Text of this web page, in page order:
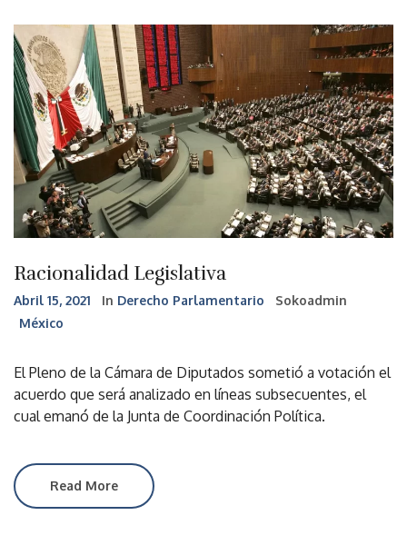
Racionalidad Legislativa
Abril 15, 2021 In Derecho Parlamentario
Sokoadmin
México
El Pleno de la Cámara de Diputados sometió a votación el
acuerdo que será analizado en líneas subsecuentes, el
cual emanó de la Junta de Coordinación Política.
Read More